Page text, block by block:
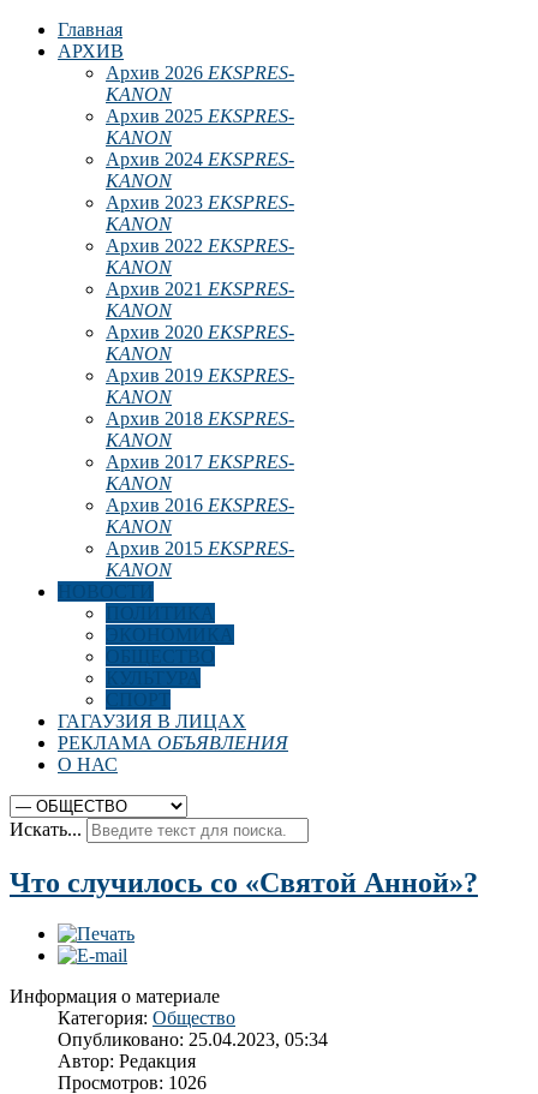
Главная
АРХИВ
Архив 2026 EKSPRES-
KANON
Архив 2025 EKSPRES-
KANON
Архив 2024 EKSPRES-
KANON
Архив 2023 EKSPRES-
KANON
Архив 2022 EKSPRES-
KANON
Архив 2021 EKSPRES-
KANON
Архив 2020 EKSPRES-
KANON
Архив 2019 EKSPRES-
KANON
Архив 2018 EKSPRES-
KANON
Архив 2017 EKSPRES-
KANON
Архив 2016 EKSPRES-
KANON
Архив 2015 EKSPRES-
KANON
НОВОСТИ
ПОЛИТИКА
ЭКОНОМИКА
ОБЩЕСТВО
КУЛЬТУРА
СПОРТ
ГАГАУЗИЯ В ЛИЦАХ
РЕКЛАМА ОБЪЯВЛЕНИЯ
О НАС
Искать...
Что случилось со «Святой Анной»?
Информация о материале
Категория: Общество
Опубликовано: 25.04.2023, 05:34
Автор: Редакция
Просмотров: 1026